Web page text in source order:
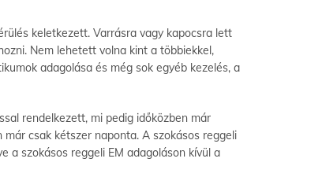
keletkezett. Varrásra vagy kapocsra lett
Nem lehetett volna kint a többiekkel,
adagolása és még sok egyéb kezelés, a
rendelkezett, mi pedig időközben már
csak kétszer naponta. A szokásos reggeli
a szokásos reggeli EM adagoláson kívül a